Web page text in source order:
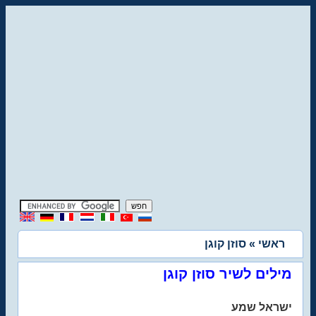
ראשי » סוזן קוגן
מילים לשיר סוזן קוגן
ישראל שמע